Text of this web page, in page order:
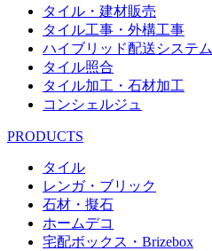
タイル・建材販売
タイル工事・外構工事
ハイブリッド配送システム
タイル照合
タイル加工・石材加工
コンシェルジュ
PRODUCTS
タイル
レンガ・ブリック
石材・擬石
ホームデコ
宅配ボックス・Brizebox